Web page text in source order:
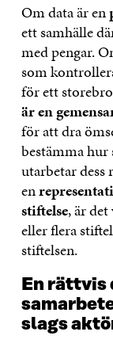
Om data är en
ett samhälle
med pengar.
som
för ett
är en
för att dra
bestämma hur
utarbetar dess
en
stiftelse, är
eller flera
stiftelsen.
En rättvis
slags